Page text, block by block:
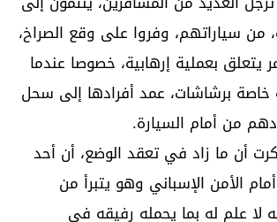
من سياراتهم، وفروا على وقع الصراخ،
يتعلق بعملية إرهابية، خصوصا عندما
خاصة برشاشات، عمد أفرادها إلى سحل
من أمام السيارة.
أن ما زاد في تعقد الوضع، أن أحد
الأمن الإسباني وهو يتبرأ من
لا علم له بما يحمله رفيقه في